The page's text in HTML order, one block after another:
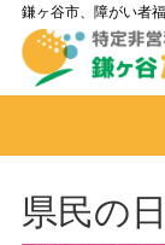
鎌ヶ谷市、障がい者
県民の